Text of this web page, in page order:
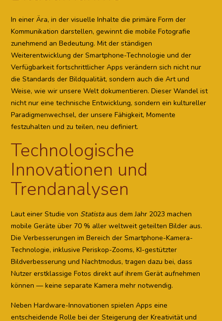
In einer Ära, in der visuelle Inhalte die primäre Form der
Kommunikation darstellen, gewinnt die mobile Fotografie
zunehmend an Bedeutung. Mit der ständigen
Weiterentwicklung der Smartphone-Technologie und der
Verfügbarkeit fortschrittlicher Apps verändern sich nicht nur
die Standards der Bildqualität, sondern auch die Art und
Weise, wie wir unsere Welt dokumentieren. Dieser Wandel ist
nicht nur eine technische Entwicklung, sondern ein kultureller
Paradigmenwechsel, der unsere Fähigkeit, Momente
festzuhalten und zu teilen, neu definiert.
Technologische
Innovationen und
Trendanalysen
Laut einer Studie von Statistaaus dem Jahr 2023 machen
mobile Geräte über 70 % aller weltweit geteilten Bilder aus.
Die Verbesserungen im Bereich der Smartphone-Kamera-
Technologie, inklusive Periskop-Zooms, KI-gestützter
Bildverbesserung und Nachtmodus, tragen dazu bei, dass
Nutzer erstklassige Fotos direkt auf ihrem Gerät aufnehmen
können — keine separate Kamera mehr notwendig.
Neben Hardware-Innovationen spielen Apps eine
entscheidende Rolle bei der Steigerung der Kreativität und